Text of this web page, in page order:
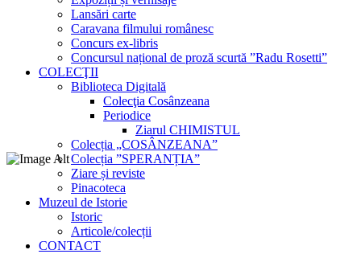
Lansări carte
Caravana filmului românesc
Concurs ex-libris
Concursul național de proză scurtă ”Radu Rosetti”
COLECŢII
Biblioteca Digitală
Colecţia Cosânzeana
Periodice
Ziarul CHIMISTUL
Colecția „COSÂNZEANA”
Colecția ”SPERANȚIA”
Ziare și reviste
Pinacoteca
Muzeul de Istorie
Istoric
Articole/colecții
CONTACT